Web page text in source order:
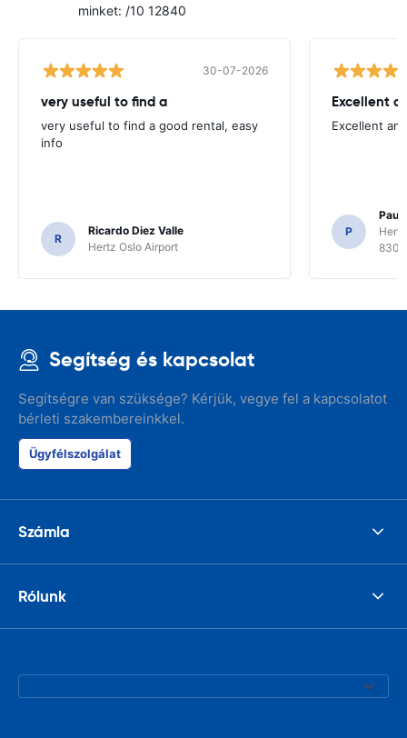
minket: /10 12840
30-07-2026
very useful to find a
very useful to find a good rental, easy
info
R
Ricardo Diez Valle
Hertz Oslo Airport
Excellent
Excellent
P
Paul
8300
Segítség és kapcsolat
Segítségre van szüksége? Kérjük, vegye fel a kapcsolatot
bérleti szakembereinkkel.
Ügyfélszolgálat
Számla
Rólunk